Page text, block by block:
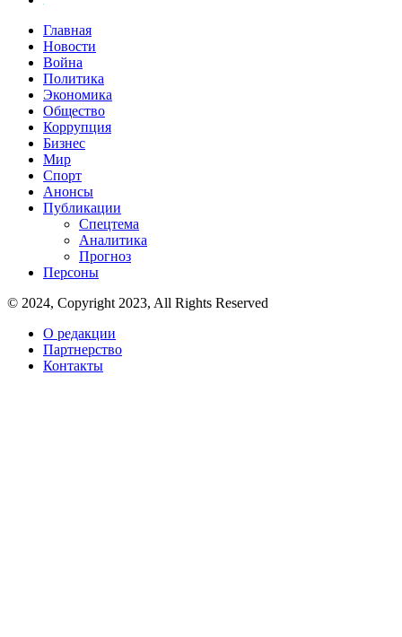
Главная
Новости
Война
Политика
Экономика
Общество
Коррупция
Бизнес
Мир
Спорт
Анонсы
Публикации
Спецтема
Аналитика
Прогноз
Персоны
© 2024, Copyright 2023, All Rights Reserved
О редакции
Партнерство
Контакты